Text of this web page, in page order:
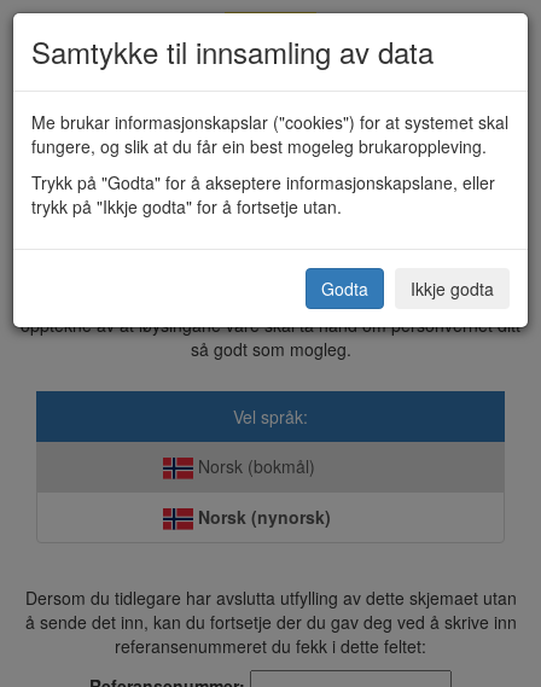
Kulturmidlar (KF-109A)
Tokke kommune
Dette skjemaet blir sendt elektronisk direkte til kommunen. Vi er
opptekne av at løysingane våre skal ta hand om personvernet ditt
så godt som mogleg.
Vel språk:
Norsk (bokmål)
Norsk (nynorsk)
Dersom du tidlegare har avslutta utfylling av dette skjemaet utan
å sende det inn, kan du fortsetje der du gav deg ved å skrive inn
referansenummeret du fekk i dette feltet:
Samtykke til innsamling av data
Me brukar informasjonskapslar ("cookies") for at systemet skal
fungere, og slik at du får ein best mogeleg brukaroppleving.
Trykk på "Godta" for å akseptere informasjonskapslane, eller
trykk på "Ikkje godta" for å fortsetje utan.
Godta Ikkje godta